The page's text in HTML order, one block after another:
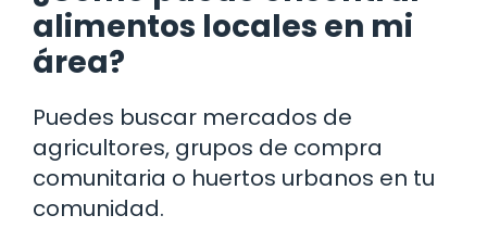
alimentos locales en mi
área?
Puedes buscar mercados de
agricultores, grupos de compra
comunitaria o huertos urbanos en tu
comunidad.